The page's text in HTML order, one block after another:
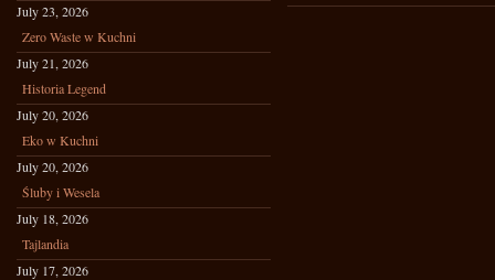
July 23, 2026
Zero Waste w Kuchni
July 21, 2026
Historia Legend
July 20, 2026
Eko w Kuchni
July 20, 2026
Śluby i Wesela
July 18, 2026
Tajlandia
July 17, 2026